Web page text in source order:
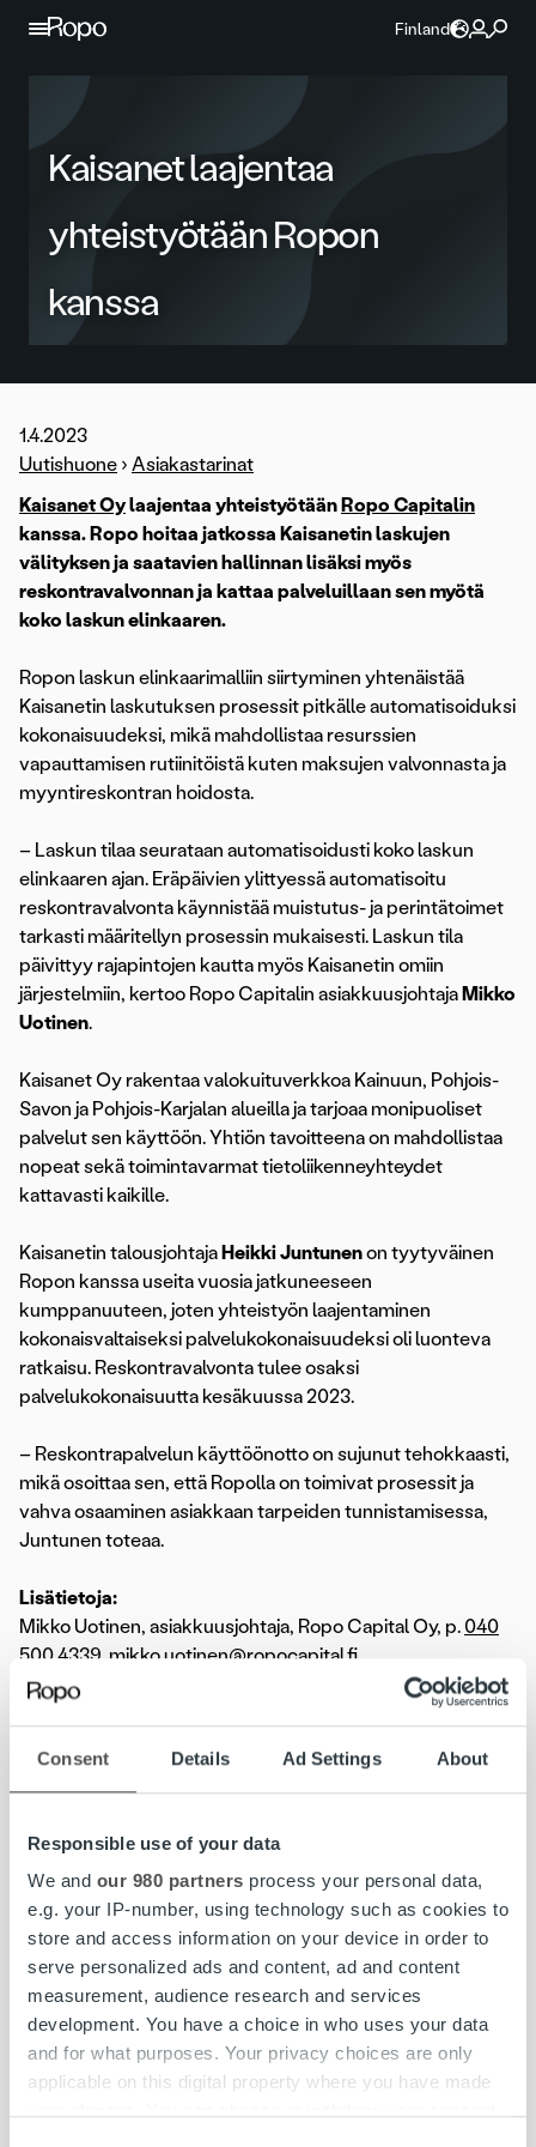
Consent Details Ad Settings About
Responsible use of your data
We and our 980 partners process your personal data,
e.g. your IP-number, using technology such as cookies to
store and access information on your device in order to
serve personalized ads and content, ad and content
measurement, audience research and services
development. You have a choice in who uses your data
and for what purposes. Your privacy choices are only
applicable on this digital property where you have made
Jatka sisältöön
Finland
Kaisanet laajentaa
yhteistyötään Ropon
kanssa
1.4.2023
Uutishuone › Asiakastarinat
Kaisanet Oylaajentaa yhteistyötään Ropo Capitalin
kanssa. Ropo hoitaa jatkossa Kaisanetin laskujen
välityksen ja saatavien hallinnan lisäksi myös
reskontravalvonnan ja kattaa palveluillaan sen myötä
koko laskun elinkaaren.
Ropon laskun elinkaarimalliin siirtyminen yhtenäistää
Kaisanetin laskutuksen prosessit pitkälle automatisoiduksi
kokonaisuudeksi, mikä mahdollistaa resurssien
vapauttamisen rutiinitöistä kuten maksujen valvonnasta ja
myyntireskontran hoidosta.
– Laskun tilaa seurataan automatisoidusti koko laskun
elinkaaren ajan. Eräpäivien ylittyessä automatisoitu
reskontravalvonta käynnistää muistutus- ja perintätoimet
tarkasti määritellyn prosessin mukaisesti. Laskun tila
päivittyy rajapintojen kautta myös Kaisanetin omiin
järjestelmiin, kertoo Ropo Capitalin asiakkuusjohtaja Mikko
Uotinen.
Kaisanet Oy rakentaa valokuituverkkoa Kainuun, Pohjois-
Savon ja Pohjois-Karjalan alueilla ja tarjoaa monipuoliset
palvelut sen käyttöön. Yhtiön tavoitteena on mahdollistaa
nopeat sekä toimintavarmat tietoliikenneyhteydet
kattavasti kaikille.
Kaisanetin talousjohtaja Heikki Juntunenon tyytyväinen
Ropon kanssa useita vuosia jatkuneeseen
kumppanuuteen, joten yhteistyön laajentaminen
kokonaisvaltaiseksi palvelukokonaisuudeksi oli luonteva
ratkaisu. Reskontravalvonta tulee osaksi
palvelukokonaisuutta kesäkuussa 2023.
– Reskontrapalvelun käyttöönotto on sujunut tehokkaasti,
mikä osoittaa sen, että Ropolla on toimivat prosessit ja
vahva osaaminen asiakkaan tarpeiden tunnistamisessa,
Juntunen toteaa.
Lisätietoja:
Mikko Uotinen, asiakkuusjohtaja, Ropo Capital Oy, p. 040
500 4339 mikko.uotinen@ropocapital.fi
Heikki Juntunen, talousjohtaja, Kaisanet Oy, p.044 7344
Kaisanet Oy on Kainuun puhelinosuuskunta KPO:n ja
yritys, joka toimii Kainuun, Ylä-Savon ja Pohjois-Karjalan
alueilla. Kaisanet rakentaa aktiivisesti valokuituverkkoa
toiminta-alueellaan ja tarjoaa tietoliikennepalvelut
kuluttajille, yrityksille ja julkishallinnon organisaatioille.
Kaisanetin liikevaihto oli vuonna 2021 yli 19 miljoonaa euroa
ja yritys työllistää lähes sata ammattilaista.
www.kaisanet.fi.
Ropo Capital on johtava laskun elinkaari- ja